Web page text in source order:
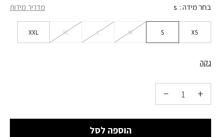
בחר מידה מדריך מידות s
XS
S
M
L
XL
XXL
נקה
הוספה לסל